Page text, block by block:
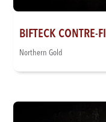
BIFTECK
Northern Gold